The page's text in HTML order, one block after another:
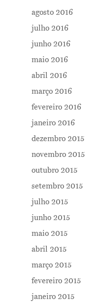
agosto 2016
julho 2016
junho 2016
maio 2016
abril 2016
março 2016
fevereiro 2016
janeiro 2016
dezembro 2015
novembro 2015
outubro 2015
setembro 2015
julho 2015
junho 2015
maio 2015
abril 2015
março 2015
fevereiro 2015
janeiro 2015